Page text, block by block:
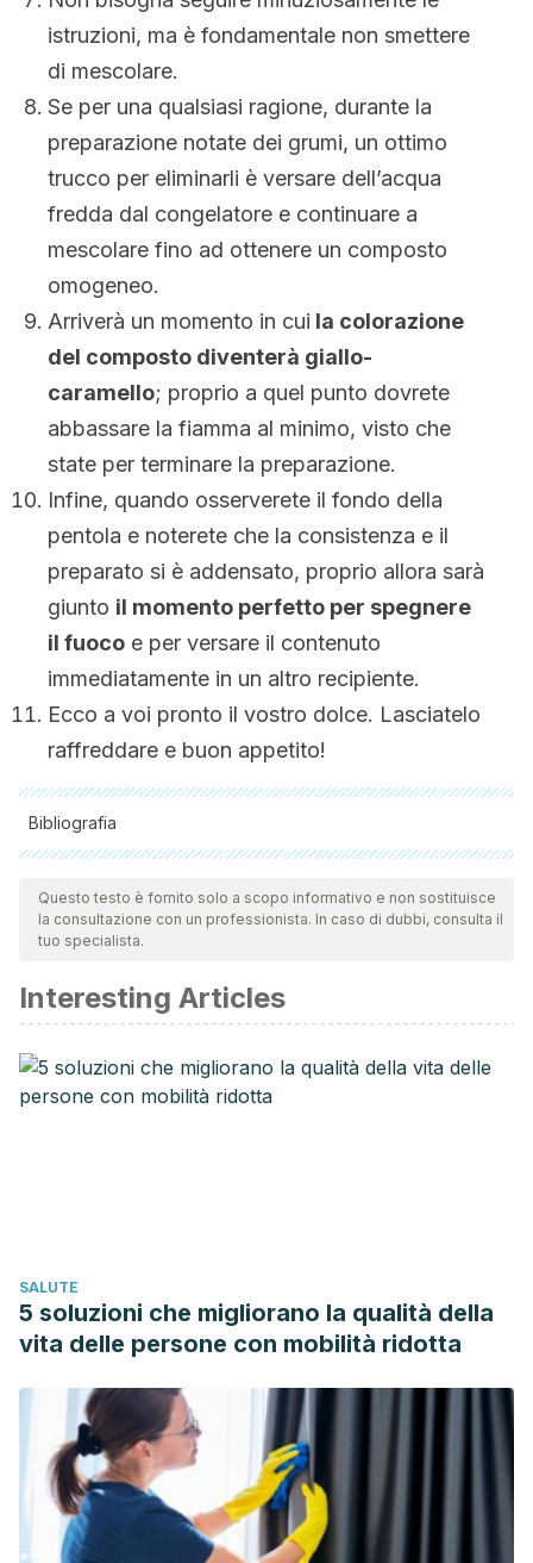
istruzioni, ma è fondamentale non smettere
di mescolare.
Se per una qualsiasi ragione, durante la
preparazione notate dei grumi, un ottimo
trucco per eliminarli è versare dell’acqua
fredda dal congelatore e continuare a
mescolare fino ad ottenere un composto
omogeneo.
Arriverà un momento in cui la colorazione
del composto diventerà giallo-
caramello; proprio a quel punto dovrete
abbassare la fiamma al minimo, visto che
state per terminare la preparazione.
Infine, quando osserverete il fondo della
pentola e noterete che la consistenza e il
preparato si è addensato, proprio allora sarà
giunto il momento perfetto per spegnere
il fuoco e per versare il contenuto
immediatamente in un altro recipiente.
Ecco a voi pronto il vostro dolce. Lasciatelo
raffreddare e buon appetito!
Bibliografia
Tutte le fonti citate sono state esaminate a fondo dal nostro
team per garantirne la qualità, l'affidabilità, l'attualità e la
validità. La bibliografia di questo articolo è stata considerata
Dulce de leche. (s.f.). En Wikipedia. Recuperado el 17 de
junio de 2018 de
https://es.wikipedia.org/wiki/Dulce_de_leche
Rippe JM, Angelopoulos TJ. Relationship between Added
Management.
2015 Sep 18. doi:10.3390/nu7095380
Questo testo è fornito solo a scopo informativo e non sostituisce
la consultazione con un professionista. In caso di dubbi, consulta il
tuo specialista.
Interesting Articles
SALUTE
5 soluzioni che migliorano la qualità della
vita delle persone con mobilità ridotta